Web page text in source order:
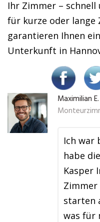
Ihr Zimmer –
für kurze oder lange
garantieren Ihnen
Unterkunft in
Maximilian E.
Ich war
habe
Kasper
starten
was für